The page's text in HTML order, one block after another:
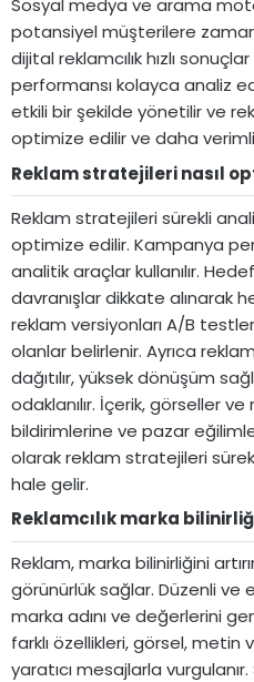
Sosyal medya ve arama
potansiyel müşterilere
dijital reklamcılık hızlı
performansı kolayca analiz
etkili bir şekilde yönetilir ve
optimize edilir ve daha
Reklam stratejileri nasıl
Reklam stratejileri sürekli
optimize edilir. Kampanya
analitik araçlar kullanılır.
davranışlar dikkate alınarak
reklam versiyonları A/B testleri
olanlar belirlenir. Ayrıca
dağıtılır, yüksek dönüşüm
odaklanılır. İçerik, görseller ve
bildirimlerine ve pazar
olarak reklam stratejileri
hale gelir.
Reklamcılık marka
Reklam, marka bilinirliğini
görünürlük sağlar. Düzenli ve
marka adını ve değerlerini
farklı özellikleri, görsel, metin
yaratıcı mesajlarla